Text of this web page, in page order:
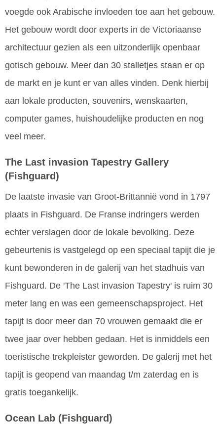
voegde ook Arabische invloeden toe aan het gebouw.
Het gebouw wordt door experts in de Victoriaanse
architectuur gezien als een uitzonderlijk openbaar
gotisch gebouw. Meer dan 30 stalletjes staan er op
de markt en je kunt er van alles vinden. Denk hierbij
aan lokale producten, souvenirs, wenskaarten,
computer games, huishoudelijke producten en nog
veel meer.
The Last invasion Tapestry Gallery
(Fishguard)
De laatste invasie van Groot-Brittannië vond in 1797
plaats in Fishguard. De Franse indringers werden
echter verslagen door de lokale bevolking. Deze
gebeurtenis is vastgelegd op een speciaal tapijt die je
kunt bewonderen in de galerij van het stadhuis van
Fishguard. De 'The Last invasion Tapestry' is ruim 30
meter lang en was een gemeenschapsproject. Het
tapijt is door meer dan 70 vrouwen gemaakt die er
twee jaar over hebben gedaan. Het is inmiddels een
toeristische trekpleister geworden. De galerij met het
tapijt is geopend van maandag t/m zaterdag en is
gratis toegankelijk.
Ocean Lab (Fishguard)